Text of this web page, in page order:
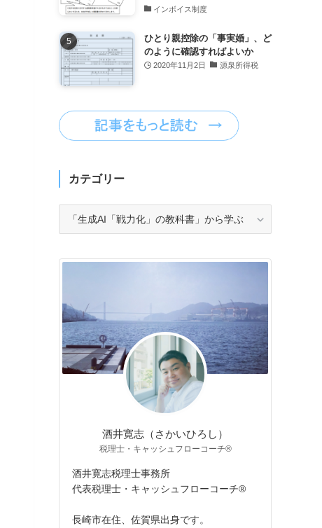
インボイス制度
ひとり親控除の「事実婚」、ど
のように確認すればよいか
2020年11月2日 源泉所得税
カテゴリー
リ
酒井寛志（さかいひろし）
税理士・キャッシュフローコーチ®
酒井寛志税理士事務所
代表税理士・キャッシュフローコーチ®
長崎市在住、佐賀県出身です。